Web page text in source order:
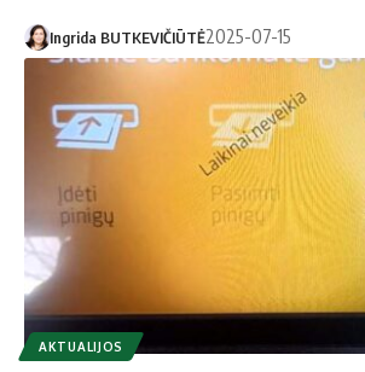
Ingrida BUTKEVIČIŪTĖ2025-07-15
AKTUALIJOS